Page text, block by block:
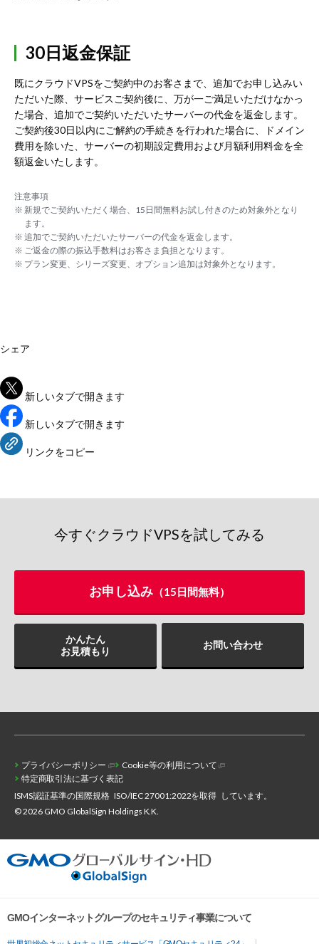
30日返金保証
既にクラウドVPSをご契約中のお客さまで、追加でお申し込みい
ただいた際、サービスご契約後に、万が一ご満足いただけなかっ
た場合、追加でご契約いただいたサーバーの代金を返金します。
ご契約後30日以内にご解約の手続きを行われた場合に、ドメイン
費用を除いた、サーバーの初期設定費用および月額利用料金を全
額返金いたします。
注意事項
※ 新規でご契約いただく場合、15日間無料お試し付きのため対象外となり
ます。
※ 追加でご契約いただいたサーバーの代金を返金します。
※ ご返金の際の振込手数料はお客さま負担となります。
※ プラン変更、シリーズ変更、オプション追加は対象外となります。
シェア
新しいタブで開きます
新しいタブで開きます
リンクをコピー
今すぐクラウドVPSを試してみる
お申し込み （15日間無料）
かんたん
お見積もり
お問い合わせ
プライバシーポリシー
Cookie等の利用について
特定商取引法に基づく表記
ISMS認証基準の国際規格 ISO/IEC 27001:2022を取得 しています。
© 2026 GMO GlobalSign Holdings K.K.
GMOインターネットグループのセキュリティ事業について